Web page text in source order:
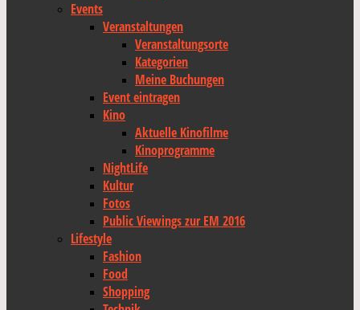
Events
Veranstaltungen
Veranstaltungsorte
Kategorien
Meine Buchungen
Event eintragen
Kino
Aktuelle Kinofilme
Kinoprogramme
NightLife
Kultur
Fotos
Public Viewings zur EM 2016
Lifestyle
Fashion
Food
Shopping